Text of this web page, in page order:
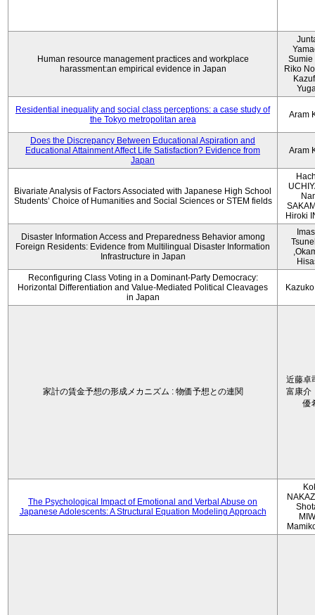
Human resource management practices and workplace
harassment:an empirical evidence in Japan
Sumie
Riko
Residential inequality and social class perceptions: a case study of
the Tokyo metropolitan area
Aram
Does the Discrepancy Between Educational Aspiration and
Educational Attainment Affect Life Satisfaction? Evidence from
Japan
Aram
Bivariate Analysis of Factors Associated with Japanese High School
Students’ Choice of Humanities and Social Sciences or STEM fields
Hiroki
Disaster Information Access and Preparedness Behavior among
Foreign Residents: Evidence from Multilingual Disaster Information
Infrastructure in Japan
Reconfiguring Class Voting in a Dominant-Party Democracy:
Horizontal Differentiation and Value-Mediated Political Cleavages
in Japan
家計の賃金予想の形成メカニズム : 物価予想との連関
近藤卓
富康介
優
The Psychological Impact of Emotional and Verbal Abuse on
Japanese Adolescents: A Structural Equation Modeling Approach